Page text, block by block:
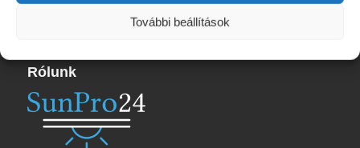
További beállítások
Rólunk